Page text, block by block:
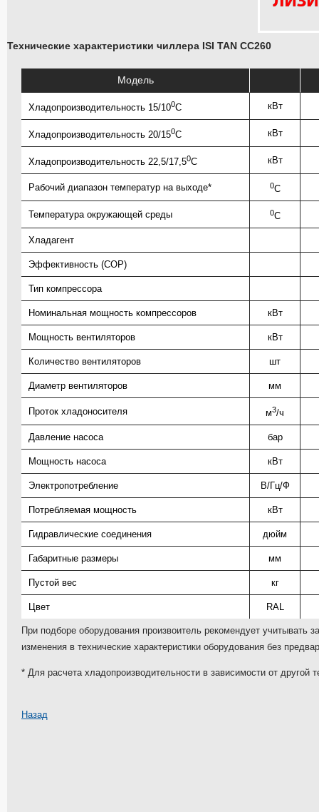
Технические характеристики чиллера ISI TAN CC260
Модель
Хладопроизводительность 15/100C кВт
Хладопроизводительность 20/150C кВт
Хладопроизводительность 22,5/17,50C кВт
Рабочий диапазон температур на выходе* 0C
Температура окружающей среды 0C
Хладагент
Эффективность (COP)
Тип компрессора
Номинальная мощность компрессоров кВт
Мощность вентиляторов кВт
Количество вентиляторов шт
Диаметр вентиляторов мм
Проток хладоносителя м3/ч
Давление насоса бар
Мощность насоса кВт
Электропотребление В/Гц/Ф
Потребляемая мощность кВт
Гидравлические соединения дюйм
Габаритные размеры мм
Пустой вес кг
Цвет RAL
При подборе оборудования произвоитель рекомендует учитывать
изменения в технические характеристики оборудования без
* Для расчета хладопроизводительности в зависимости от
Назад